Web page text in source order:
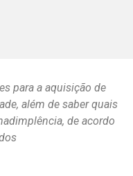
para a aquisição de
além de saber quais
de acordo